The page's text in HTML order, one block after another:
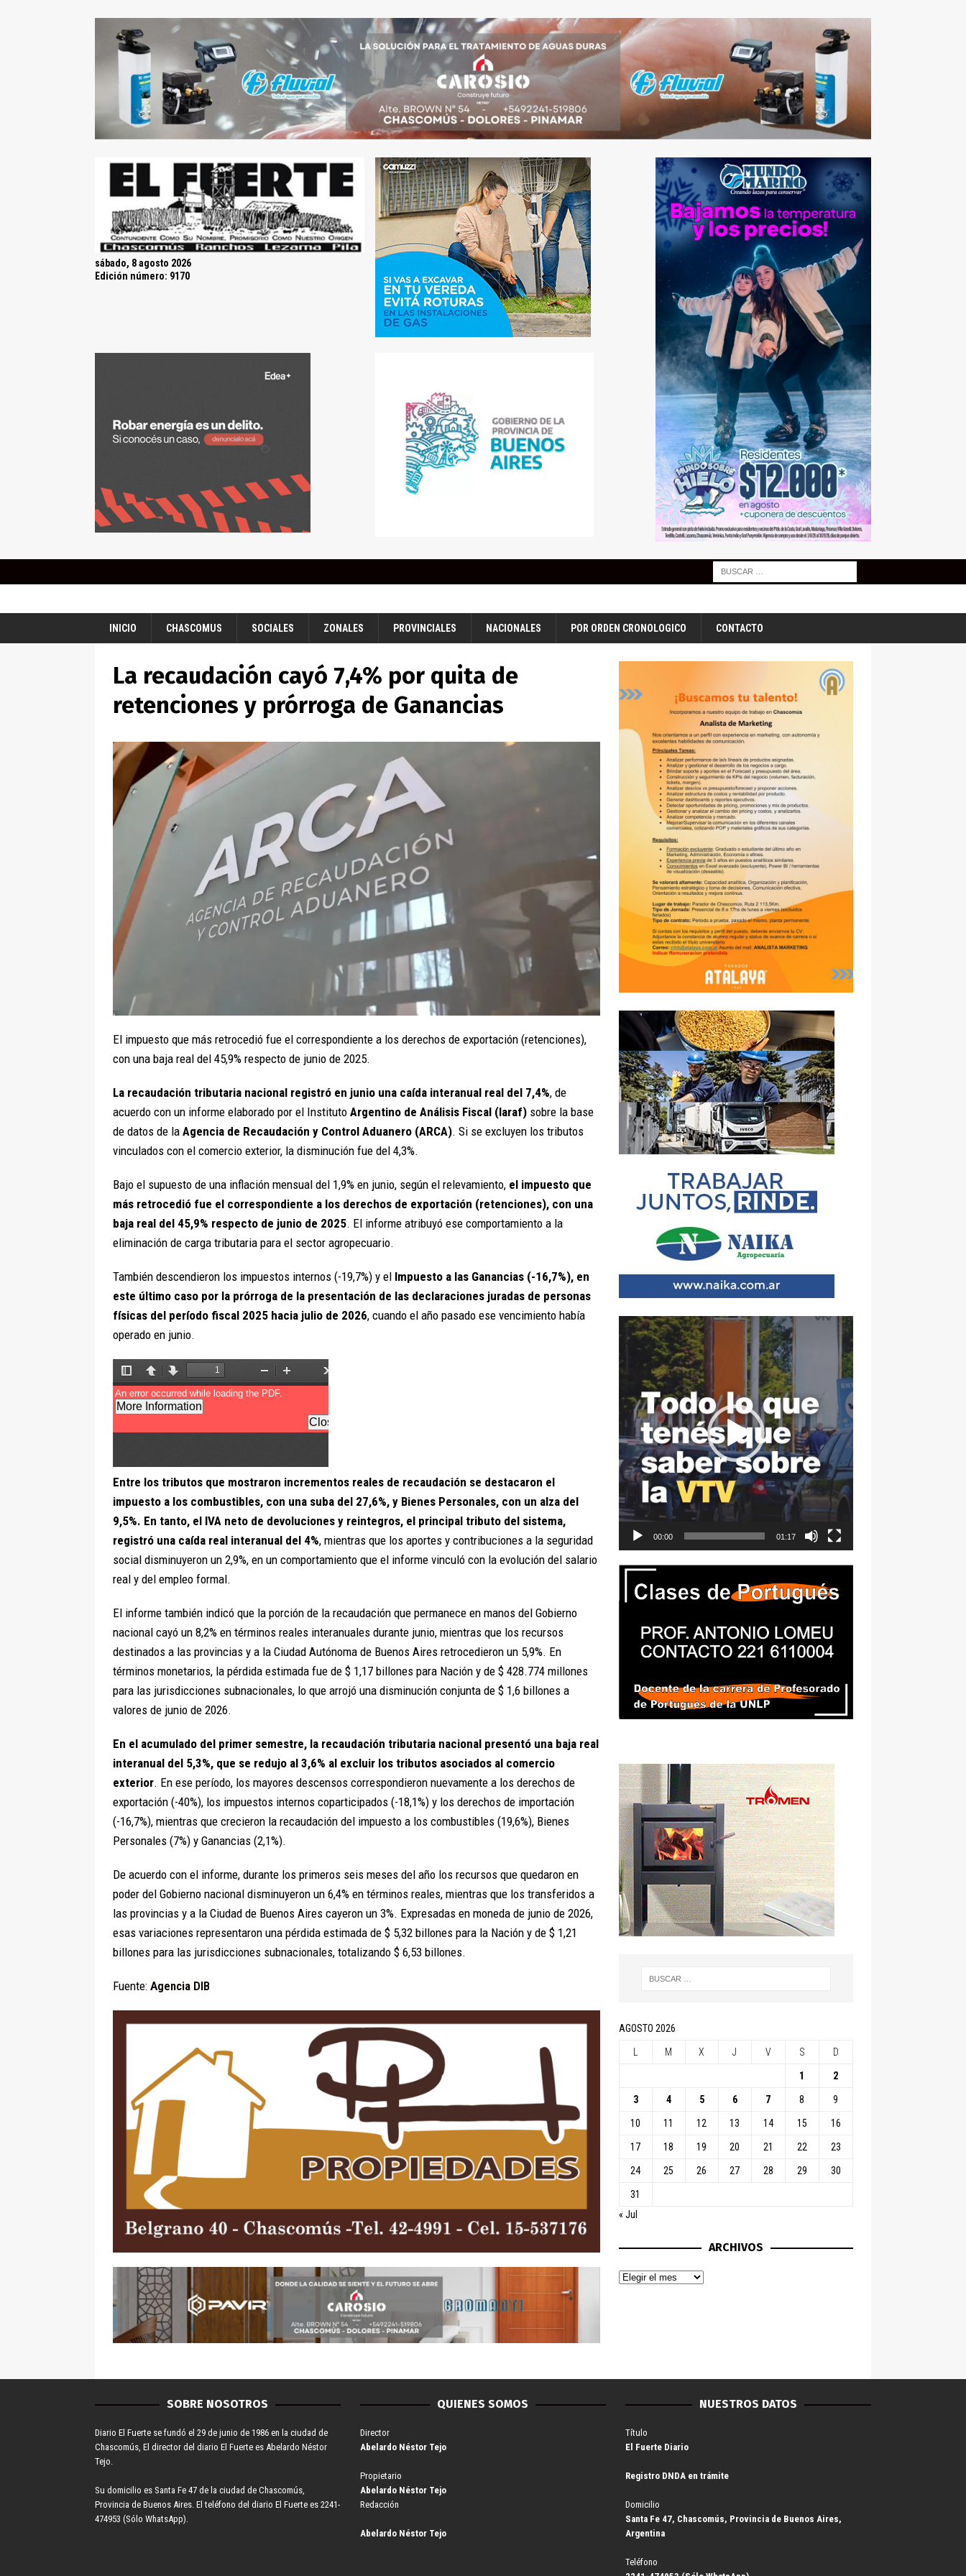
sábado, 8 agosto 2026
Edición número: 9170
INICIO CHASCOMUS SOCIALES ZONALES PROVINCIALES NACIONALES POR ORDEN CRONOLOGICO CONTACTO
La recaudación cayó 7,4% por quita de
retenciones y prórroga de Ganancias
El impuesto que más retrocedió fue el correspondiente a los derechos de exportación (retenciones),
con una baja real del 45,9% respecto de junio de 2025.
La recaudación tributaria nacional registró en junio una caída interanual real del 7,4%, de
acuerdo con un informe elaborado por el Instituto Argentino de Análisis Fiscal (Iaraf) sobre la base
de datos de la Agencia de Recaudación y Control Aduanero (ARCA). Si se excluyen los tributos
vinculados con el comercio exterior, la disminución fue del 4,3%.
Bajo el supuesto de una inflación mensual del 1,9% en junio, según el relevamiento, el impuesto que
más retrocedió fue el correspondiente a los derechos de exportación (retenciones), con una
baja real del 45,9% respecto de junio de 2025. El informe atribuyó ese comportamiento a la
eliminación de carga tributaria para el sector agropecuario.
También descendieron los impuestos internos (-19,7%) y el Impuesto a las Ganancias (-16,7%), en
este último caso por la prórroga de la presentación de las declaraciones juradas de personas
físicas del período fiscal 2025 hacia julio de 2026, cuando el año pasado ese vencimiento había
operado en junio.
Entre los tributos que mostraron incrementos reales de recaudación se destacaron el
impuesto a los combustibles, con una suba del 27,6%, y Bienes Personales, con un alza del
9,5%. En tanto, el IVA neto de devoluciones y reintegros, el principal tributo del sistema,
registró una caída real interanual del 4%, mientras que los aportes y contribuciones a la seguridad
social disminuyeron un 2,9%, en un comportamiento que el informe vinculó con la evolución del salario
real y del empleo formal.
El informe también indicó que la porción de la recaudación que permanece en manos del Gobierno
nacional cayó un 8,2% en términos reales interanuales durante junio, mientras que los recursos
destinados a las provincias y a la Ciudad Autónoma de Buenos Aires retrocedieron un 5,9%. En
términos monetarios, la pérdida estimada fue de $ 1,17 billones para Nación y de $ 428.774 millones
para las jurisdicciones subnacionales, lo que arrojó una disminución conjunta de $ 1,6 billones a
valores de junio de 2026.
En el acumulado del primer semestre, la recaudación tributaria nacional presentó una baja real
interanual del 5,3%, que se redujo al 3,6% al excluir los tributos asociados al comercio
exterior. En ese período, los mayores descensos correspondieron nuevamente a los derechos de
exportación (-40%), los impuestos internos coparticipados (-18,1%) y los derechos de importación
(-16,7%), mientras que crecieron la recaudación del impuesto a los combustibles (19,6%), Bienes
Personales (7%) y Ganancias (2,1%).
De acuerdo con el informe, durante los primeros seis meses del año los recursos que quedaron en
poder del Gobierno nacional disminuyeron un 6,4% en términos reales, mientras que los transferidos a
las provincias y a la Ciudad de Buenos Aires cayeron un 3%. Expresadas en moneda de junio de 2026,
esas variaciones representaron una pérdida estimada de $ 5,32 billones para la Nación y de $ 1,21
billones para las jurisdicciones subnacionales, totalizando $ 6,53 billones.
Fuente: Agencia DIB
Reproductor
de
00:00 01:17
AGOSTO 2026
M X J V S D
1 2
3 4 5 6 7 8 9
10 11 12 13 14 15 16
17 18 19 20 21 22 23
24 25 26 27 28 29 30
31
« Jul
ARCHIVOS
SOBRE NOSOTROS
Diario El Fuerte se fundó el 29 de junio de 1986 en la ciudad de
Chascomús, El director del diario El Fuerte es Abelardo Néstor
Tejo.
Su domicilio es Santa Fe 47 de la ciudad de Chascomús,
Provincia de Buenos Aires. El teléfono del diario El Fuerte es 2241-
474953 (Sólo WhatsApp).
QUIENES SOMOS
Director
Abelardo Néstor Tejo
Propietario
Abelardo Néstor Tejo
Redacción
Abelardo Néstor Tejo
NUESTROS DATOS
Título
El Fuerte Diario
Registro DNDA en trámite
Domicilio
Santa Fe 47, Chascomús, Provincia de Buenos Aires,
Argentina
Teléfono